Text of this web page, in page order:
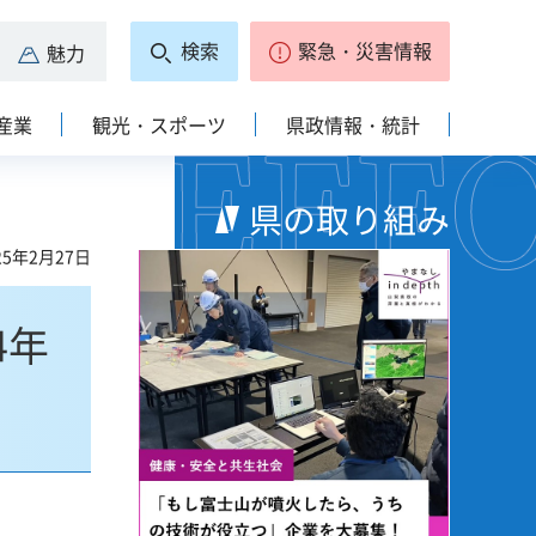
魅力 検索 緊急・災害情報
業 観光・スポーツ 県政情報・統計
年2月27日
県の取り組み